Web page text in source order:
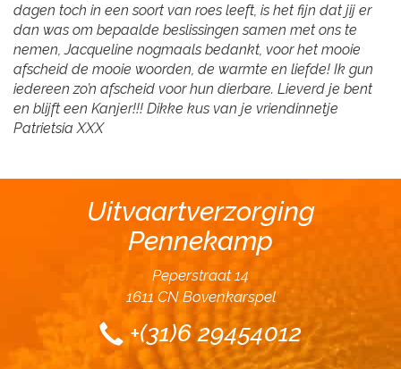
dagen toch in een soort van roes leeft, is het fijn dat jij er
dan was om bepaalde beslissingen samen met ons te
nemen, Jacqueline nogmaals bedankt, voor het mooie
afscheid de mooie woorden, de warmte en liefde! Ik gun
iedereen zo’n afscheid voor hun dierbare. Lieverd je bent
en blijft een Kanjer!!! Dikke kus van je vriendinnetje
Patrietsia XXX
Uitvaartverzorging
Pennekamp
Peperstraat 14
1611 CN Bovenkarspel
+(31)6 29454012